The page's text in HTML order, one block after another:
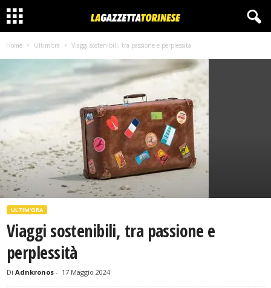
Home Ultim'ora Viaggi sostenibili, tra passione e perplessità
ULTIM'ORA
Viaggi sostenibili, tra passione e
perplessità
Di Adnkronos - 17 Maggio 2024